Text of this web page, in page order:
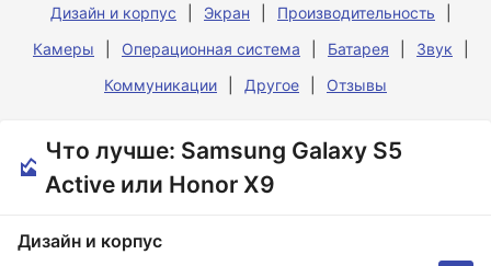
Дизайн и корпус Экран
Производительность
Камеры
Операционная система Батарея
Звук
Коммуникации
Другое Отзывы
Что лучше: Samsung Galaxy S5
Active или Honor X9
Дизайн и корпус